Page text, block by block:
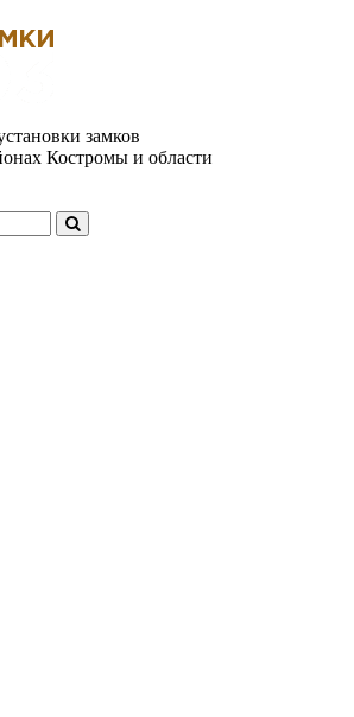
замков
Костромы и области